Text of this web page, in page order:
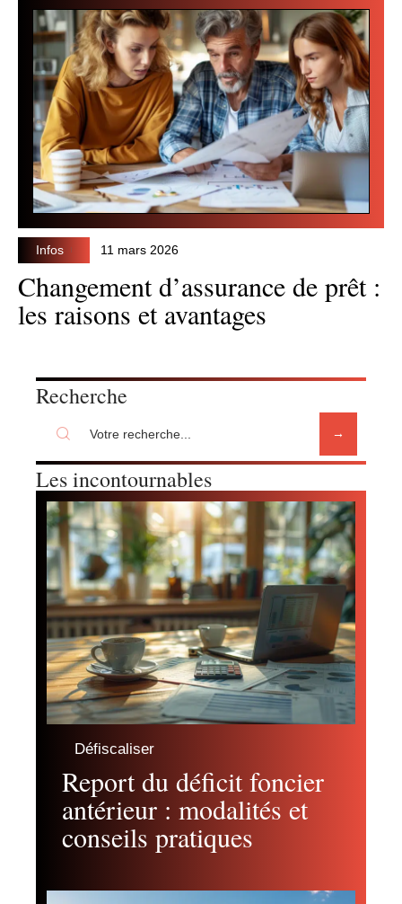
Infos 11 mars 2026
Changement d’assurance de prêt :
les raisons et avantages
Recherche
Les incontournables
Défiscaliser
Report du déficit foncier
antérieur : modalités et
conseils pratiques